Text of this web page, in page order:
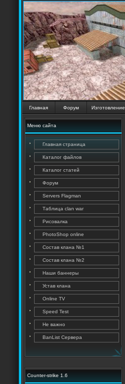
Главная Форум Изготовление
Меню сайта
Главная страница
Каталог файлов
Каталог статей
Форум
Servers Flagman
Таблица clan war
Рисовалка
PhotoShop online
Состав клана №1
Состав клана №2
Наши баннеры
Устав клана
Online TV
Speed Test
Не важно
BanList Сервера
Counter-strike 1.6